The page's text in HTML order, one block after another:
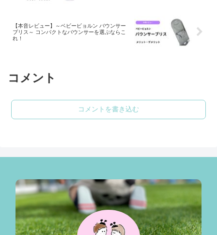
【本音レビュー】～ベビービョルン バウンサー
ブリス～ コンパクトなバウンサーを選ぶならこ
れ！
コメント
コメントを書き込む